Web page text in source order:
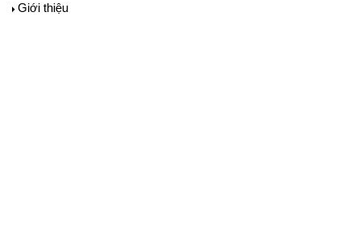
Giới thiệu